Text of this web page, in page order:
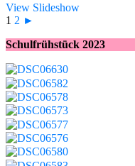
View Slideshow
1 2 ►
Schulfrühstück 2023